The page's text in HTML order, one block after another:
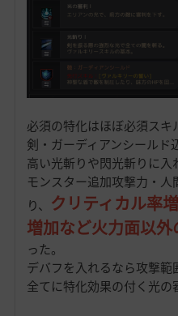
必須の特化はほぼ必須ス
剣・ガーディアンシールド
高い光斬りや閃光斬りに入
モンスター追加攻撃力・
り、 クリティカル率
増加など火力面以
った。
デバフを入れるなら攻撃
全てに特化効果の付く光の